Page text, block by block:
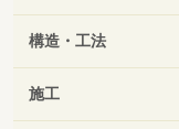
構造・工法
施工